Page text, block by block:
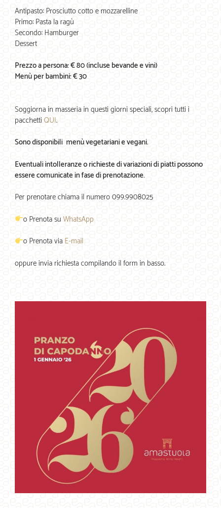
Antipasto: Prosciutto cotto e mozzarelline
Primo: Pasta la ragù
Secondo: Hamburger
Dessert
Prezzo a persona: € 80 (incluse bevande e vini)
Menù per bambini: € 30
Soggiorna in masseria in questi giorni speciali, scopri tutti i
pacchetti QUI.
Sono disponibili menù vegetariani e vegani.
Eventuali intolleranze o richieste di variazioni di piatti possono
essere comunicate in fase di prenotazione.
Per prenotare chiama il numero 099.9908025
o Prenota suWhatsApp
o Prenota via E-mail
oppure invia richiesta compilando il form in basso.